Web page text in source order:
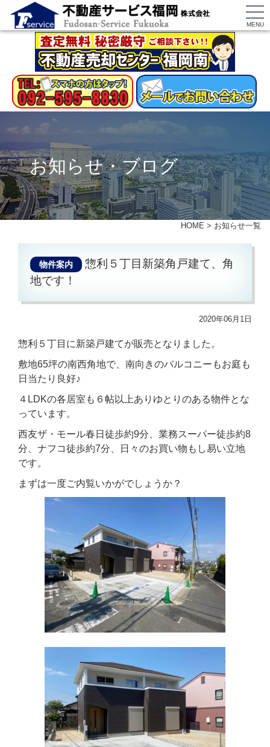
MENU
お知らせ・ブログ
HOME > お知らせ一覧
物件案内
惣利５丁目新築角戸建て、角
地です！
2020年06月1日
惣利５丁目に新築戸建てが販売となりました。
敷地65坪の南西角地で、南向きのバルコニーもお庭も
日当たり良好♪
４LDKの各居室も６帖以上ありゆとりのある物件とな
っています。
西友ザ・モール春日徒歩約9分、業務スーパー徒歩約8
分、ナフコ徒歩約7分、日々のお買い物もし易い立地
です。
まずは一度ご内覧いかがでしょうか？